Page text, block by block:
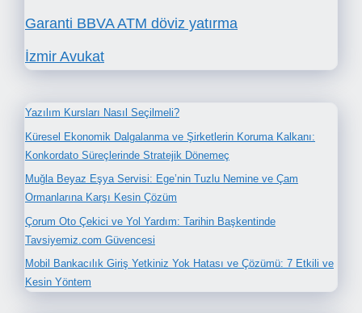
Garanti BBVA ATM döviz yatırma
İzmir Avukat
Yazılım Kursları Nasıl Seçilmeli?
Küresel Ekonomik Dalgalanma ve Şirketlerin Koruma Kalkanı:
Konkordato Süreçlerinde Stratejik Dönemeç
Muğla Beyaz Eşya Servisi: Ege’nin Tuzlu Nemine ve Çam
Ormanlarına Karşı Kesin Çözüm
Çorum Oto Çekici ve Yol Yardım: Tarihin Başkentinde
Tavsiyemiz.com Güvencesi
Mobil Bankacılık Giriş Yetkiniz Yok Hatası ve Çözümü: 7 Etkili ve
Kesin Yöntem